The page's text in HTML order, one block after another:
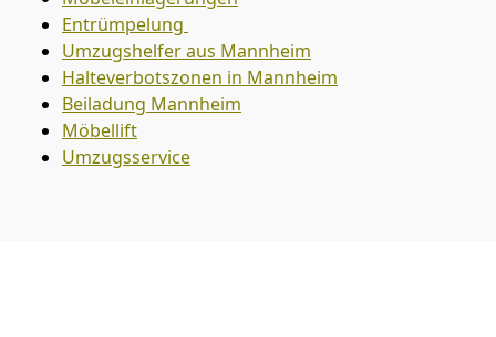
Entrümpelung
Umzugshelfer aus Mannheim
Halteverbotszonen in Mannheim
Beiladung Mannheim
Möbellift
Umzugsservice